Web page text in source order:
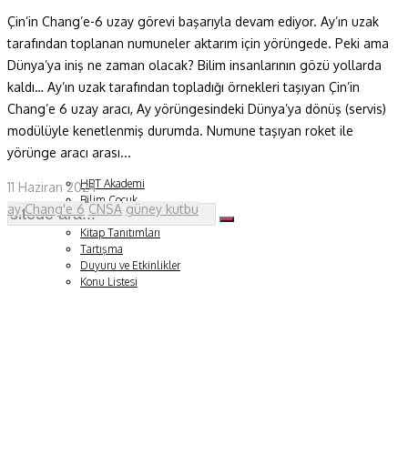
Sağlık
Fizik ve Uzay
Gezegenimiz
Teknoyaşam
Fazlası
HBT Akademi
Bilim Çocuk
Soru ve Yanıt
Kitap Tanıtımları
Tartışma
Duyuru ve Etkinlikler
Konu Listesi
Çin’in Chang’e-6 uzay görevi başarıyla devam ediyor. Ay’ın uzak
tarafından toplanan numuneler aktarım için yörüngede. Peki ama
Dünya’ya iniş ne zaman olacak? Bilim insanlarının gözü yollarda
kaldı… Ay’ın uzak tarafından topladığı örnekleri taşıyan Çin’in
Chang’e 6 uzay aracı, Ay yörüngesindeki Dünya’ya dönüş (servis)
modülüyle kenetlenmiş durumda. Numune taşıyan roket ile
yörünge aracı arası...
11 Haziran 2024
ay Chang'e 6 CNSA güney kutbu